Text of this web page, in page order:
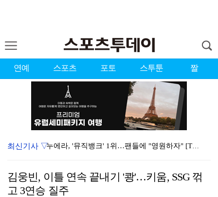
연예 스포츠 포토 스투툰 짤
누에라, '뮤직뱅크' 1위…팬들에 "영원하자" [TV캡…
대한축구협회의 '심판 성접대'…최악의 경우 런던 올림픽…
최신기사 ▽
김웅빈, 이틀 연속 끝내기 '쾅'…키움, SSG 꺾
고 3연승 질주